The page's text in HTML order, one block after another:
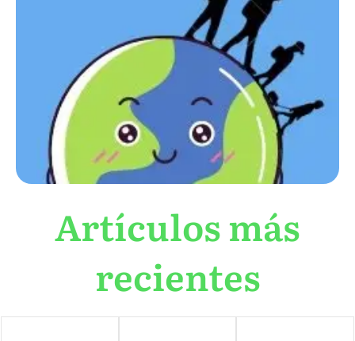
Artículos más
recientes